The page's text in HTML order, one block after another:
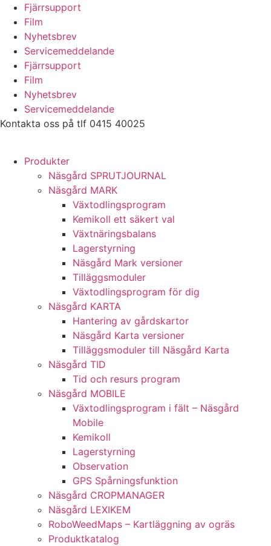
Hoppa
innehåll
Fjärrsupport
Film
Nyhetsbrev
Servicemeddelande
Fjärrsupport
Film
Nyhetsbrev
Servicemeddelande
Kontakta oss på tlf 0415 40025
Produkter
Näsgård SPRUTJOURNAL
Näsgård MARK
Växtodlingsprogram
Kemikoll ett säkert val
Växtnäringsbalans
Lagerstyrning
Näsgård Mark versioner
Tilläggsmoduler
Växtodlingsprogram för dig
Näsgård KARTA
Hantering av gårdskartor
Näsgård Karta versioner
Tilläggsmoduler till Näsgård Karta
Näsgård TID
Tid och resurs program
Näsgård MOBILE
Växtodlingsprogram i fält – Näsgård
Mobile
Kemikoll
Lagerstyrning
Observation
GPS Spårningsfunktion
Näsgård CROPMANAGER
Näsgård LEXIKEM
RoboWeedMaps – Kartläggning av ogräs
Produktkatalog